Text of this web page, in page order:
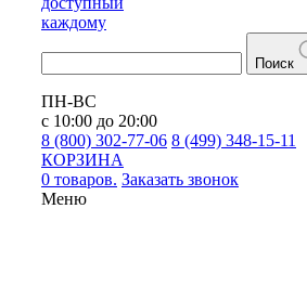
каждому
Поиск
ПН-ВС
с 10:00 до 20:00
8 (800) 302-77-06 8 (499) 348-15-11
КОРЗИНА
0 товаров. Заказать звонок
Меню